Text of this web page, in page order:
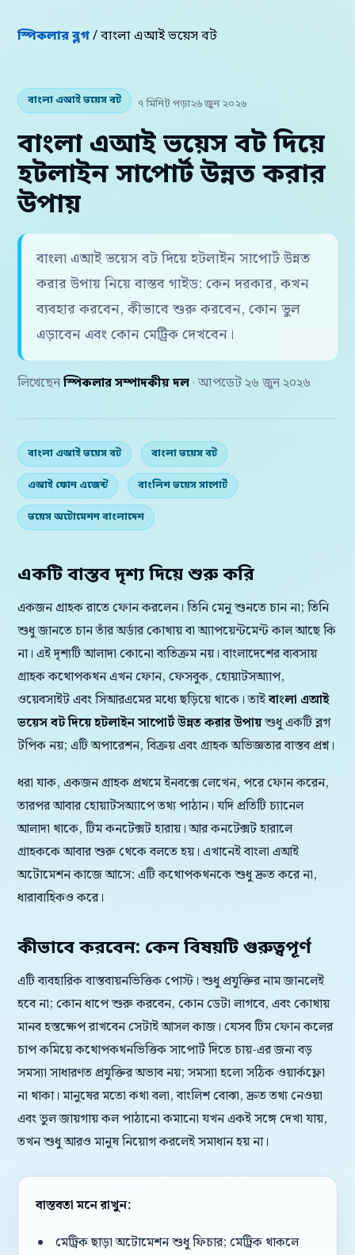
স্পিকলার ব্লগ/ বাংলা এআই ভয়েস বট
বাংলা এআই ভয়েস বট ৭ মিনিট পড়া২৬ জুন ২০২৬
বাংলা এআই ভয়েস বট দিয়ে
হটলাইন সাপোর্ট উন্নত করার
উপায়
বাংলা এআই ভয়েস বট দিয়ে হটলাইন সাপোর্ট উন্নত
করার উপায় নিয়ে বাস্তব গাইড: কেন দরকার, কখন
ব্যবহার করবেন, কীভাবে শুরু করবেন, কোন ভুল
এড়াবেন এবং কোন মেট্রিক দেখবেন।
লিখেছেন স্পিকলার সম্পাদকীয় দল · আপডেট ২৬ জুন ২০২৬
বাংলা এআই ভয়েস বট বাংলা ভয়েস বট
এআই ফোন এজেন্ট বাংলিশ ভয়েস সাপোর্ট
ভয়েস অটোমেশন বাংলাদেশ
একটি বাস্তব দৃশ্য দিয়ে শুরু করি
একজন গ্রাহক রাতে ফোন করলেন। তিনি মেনু শুনতে চান না; তিনি
শুধু জানতে চান তাঁর অর্ডার কোথায় বা অ্যাপয়েন্টমেন্ট কাল আছে কি
না। এই দৃশ্যটি আলাদা কোনো ব্যতিক্রম নয়। বাংলাদেশের ব্যবসায়
গ্রাহক কথোপকথন এখন ফোন, ফেসবুক, হোয়াটসঅ্যাপ,
ওয়েবসাইট এবং সিআরএমের মধ্যে ছড়িয়ে থাকে। তাইবাংলা এআই
ভয়েস বট দিয়ে হটলাইন সাপোর্ট উন্নত করার উপায়শুধু একটি ব্লগ
টপিক নয়; এটি অপারেশন, বিক্রয় এবং গ্রাহক অভিজ্ঞতার বাস্তব প্রশ্ন।
ধরা যাক, একজন গ্রাহক প্রথমে ইনবক্সে লেখেন, পরে ফোন করেন,
তারপর আবার হোয়াটসঅ্যাপে তথ্য পাঠান। যদি প্রতিটি চ্যানেল
আলাদা থাকে, টিম কনটেক্সট হারায়। আর কনটেক্সট হারালে
গ্রাহককে আবার শুরু থেকে বলতে হয়। এখানেই বাংলা এআই
অটোমেশন কাজে আসে: এটি কথোপকথনকে শুধু দ্রুত করে না,
ধারাবাহিকও করে।
কীভাবে করবেন: কেন বিষয়টি গুরুত্বপূর্ণ
এটি ব্যবহারিক বাস্তবায়নভিত্তিক পোস্ট। শুধু প্রযুক্তির নাম জানলেই
হবে না; কোন ধাপে শুরু করবেন, কোন ডেটা লাগবে, এবং কোথায়
মানব হস্তক্ষেপ রাখবেন সেটাই আসল কাজ। যেসব টিম ফোন কলের
চাপ কমিয়ে কথোপকথনভিত্তিক সাপোর্ট দিতে চায়-এর জন্য বড়
সমস্যা সাধারণত প্রযুক্তির অভাব নয়; সমস্যা হলো সঠিক ওয়ার্কফ্লো
না থাকা। মানুষের মতো কথা বলা, বাংলিশ বোঝা, দ্রুত তথ্য নেওয়া
এবং ভুল জায়গায় কল পাঠানো কমানো যখন একই সঙ্গে দেখা যায়,
তখন শুধু আরও মানুষ নিয়োগ করলেই সমাধান হয় না।
বাস্তবতা মনে রাখুন:
মেট্রিক ছাড়া অটোমেশন শুধু ফিচার; মেট্রিক থাকলে